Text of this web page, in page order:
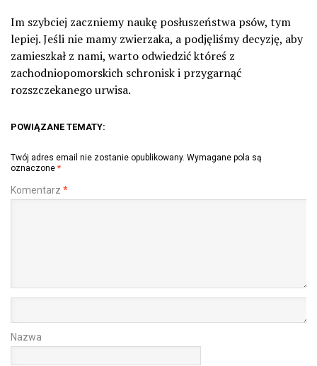
Im szybciej zaczniemy naukę posłuszeństwa psów, tym
lepiej. Jeśli nie mamy zwierzaka, a podjęliśmy decyzję, aby
zamieszkał z nami, warto odwiedzić któreś z
zachodniopomorskich schronisk i przygarnąć
rozszczekanego urwisa.
POWIĄZANE TEMATY:
Twój adres email nie zostanie opublikowany. Wymagane pola są
oznaczone *
Komentarz *
Nazwa